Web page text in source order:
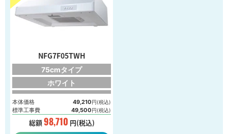
NFG7F05TWH
75cmタイプ
ホワイト
本体価格 49,210円(税込)
標準工事費 49,500円(税込)
総額98,710 円(税込)